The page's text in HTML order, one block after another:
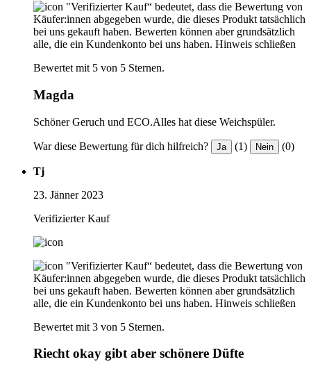
"Verifizierter Kauf“ bedeutet, dass die Bewertung von
Käufer:innen abgegeben wurde, die dieses Produkt tatsächlich
bei uns gekauft haben. Bewerten können aber grundsätzlich
alle, die ein Kundenkonto bei uns haben. Hinweis schließen
Bewertet mit 5 von 5 Sternen.
Magda
Schöner Geruch und ECO.Alles hat diese Weichspüler.
War diese Bewertung für dich hilfreich? Ja (1) Nein (0)
Tj
23. Jänner 2023
Verifizierter Kauf
"Verifizierter Kauf“ bedeutet, dass die Bewertung von
Käufer:innen abgegeben wurde, die dieses Produkt tatsächlich
bei uns gekauft haben. Bewerten können aber grundsätzlich
alle, die ein Kundenkonto bei uns haben. Hinweis schließen
Bewertet mit 3 von 5 Sternen.
Riecht okay gibt aber schönere Düfte